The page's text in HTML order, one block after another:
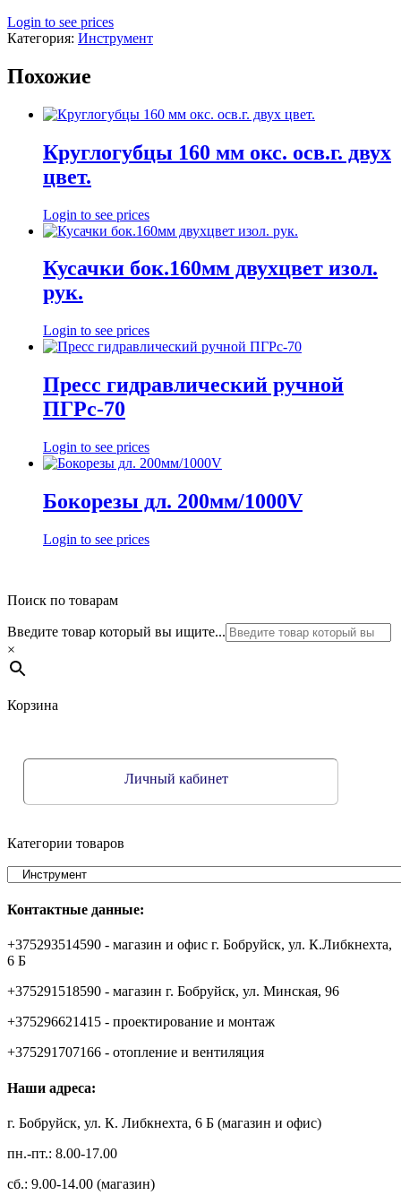
Login to see prices
Категория: Инструмент
Похожие
Круглогубцы 160 мм окс. осв.г. двух
цвет.
Login to see prices
Кусачки бок.160мм двухцвет изол.
рук.
Login to see prices
Пресс гидравлический ручной
ПГРс-70
Login to see prices
Бокорезы дл. 200мм/1000V
Login to see prices
Поиск по товарам
Введите товар который вы ищите...
×
Корзина
Личный кабинет
Категории товаров
Контактные данные:
+375293514590 - магазин и офис г. Бобруйск, ул. К.Либкнехта,
6 Б
+375291518590 - магазин г. Бобруйск, ул. Минская, 96
+375296621415 - проектирование и монтаж
+375291707166 - отопление и вентиляция
Наши адреса:
г. Бобруйск, ул. К. Либкнехта, 6 Б (магазин и офис)
пн.-пт.: 8.00-17.00
сб.: 9.00-14.00 (магазин)